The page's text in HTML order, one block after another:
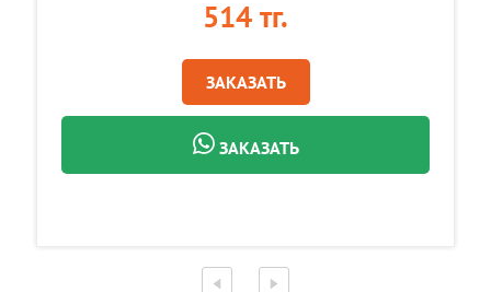
514 тг.
ЗАКАЗАТЬ
ЗАКАЗАТЬ